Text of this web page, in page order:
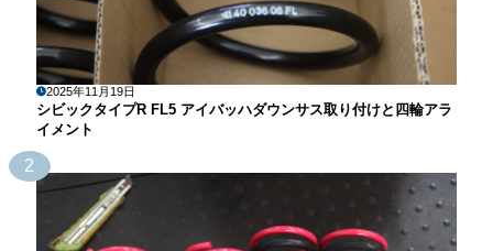
2025年11月19日
シビックタイプR FL5 アイバッハダウンサス取り付けと四輪アラ
イメント
2